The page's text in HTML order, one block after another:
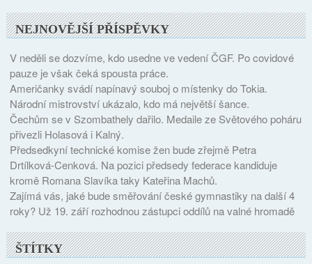
NEJNOVĚJŠÍ PŘÍSPĚVKY
V neděli se dozvíme, kdo usedne ve vedení ČGF. Po covidové
pauze je však čeká spousta práce.
Američanky svádí napínavý souboj o místenky do Tokia.
Národní mistrovství ukázalo, kdo má největší šance.
Čechům se v Szombathely dařilo. Medaile ze Světového poháru
přivezli Holasová i Kalný.
Předsedkyní technické komise žen bude zřejmě Petra
Drtílková-Cenková. Na pozici předsedy federace kandiduje
kromě Romana Slavíka taky Kateřina Machů.
Zajímá vás, jaké bude směřování české gymnastiky na další 4
roky? Už 19. září rozhodnou zástupci oddílů na valné hromadě
ŠTÍTKY